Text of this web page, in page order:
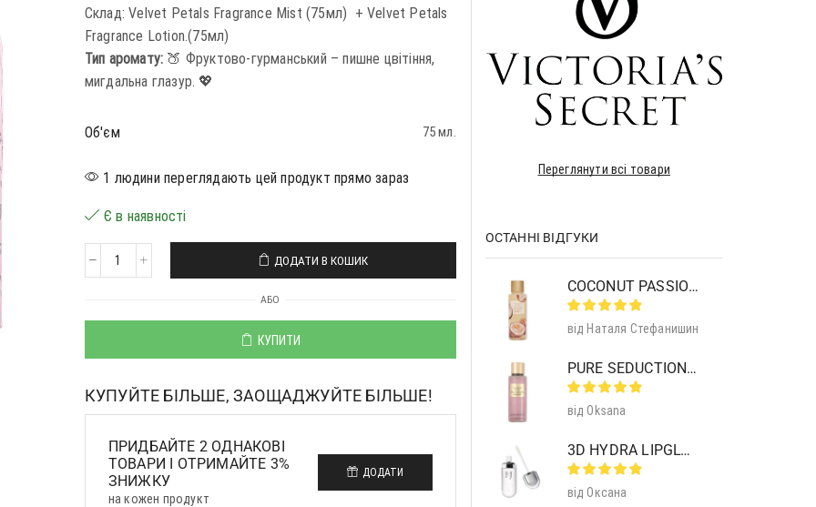
Склад: Velvet Petals Fragrance Mist (75мл) + Velvet Petals
Fragrance Lotion.(75мл)
Тип аромату: 🍑 Фруктово-гурманський – пишне цвітіння,
мигдальна глазур. 💖
Об'єм 75 мл.
1 людини переглядають цей продукт прямо зараз
Є в наявності
ДОДАТИ В КОШИК
АБО
КУПИТИ
КУПУЙТЕ БІЛЬШЕ, ЗАОЩАДЖУЙТЕ БІЛЬШЕ!
ПРИДБАЙТЕ 2 ОДНАКОВІ
ТОВАРИ І ОТРИМАЙТЕ 3%
ЗНИЖКУ
на кожен продукт
ДОДАТИ
Переглянути всі товари
ОСТАННІ ВІДГУКИ
COCONUT PASSION BRULEE BODY MIST
від Наталя Стефанишин
PURE SEDUCTION MIST SHIMMER
від Oksana
3D HYDRA LIPGLOSS 01 CLEAR
від Оксана